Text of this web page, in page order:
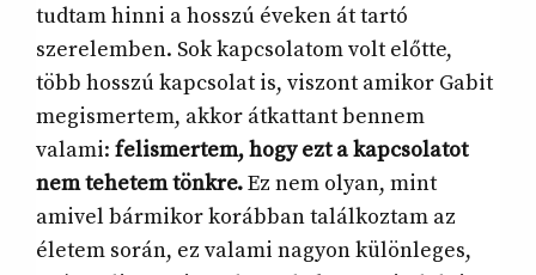
tudtam hinni a hosszú éveken át tartó
szerelemben. Sok kapcsolatom volt előtte,
több hosszú kapcsolat is, viszont amikor Gabit
megismertem, akkor átkattant bennem
valami: felismertem, hogy ezt a kapcsolatot
nem tehetem tönkre.Ez nem olyan, mint
amivel bármikor korábban találkoztam az
életem során, ez valami nagyon különleges,